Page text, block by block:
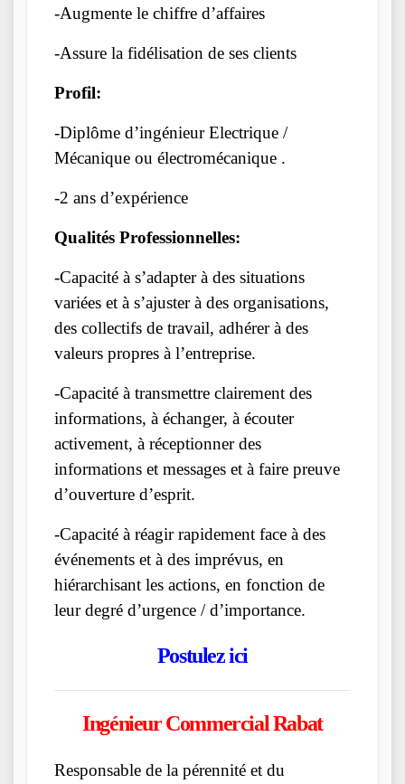
-Augmente le chiffre d’affaires
-Assure la fidélisation de ses clients
Profil:
-Diplôme d’ingénieur Electrique /
Mécanique ou électromécanique .
-2 ans d’expérience
Qualités Professionnelles:
-Capacité à s’adapter à des situations
variées et à s’ajuster à des organisations,
des collectifs de travail, adhérer à des
valeurs propres à l’entreprise.
-Capacité à transmettre clairement des
informations, à échanger, à écouter
activement, à réceptionner des
informations et messages et à faire preuve
d’ouverture d’esprit.
-Capacité à réagir rapidement face à des
événements et à des imprévus, en
hiérarchisant les actions, en fonction de
leur degré d’urgence / d’importance.
Postulez ici
Ingénieur Commercial Rabat
Responsable de la pérennité et du